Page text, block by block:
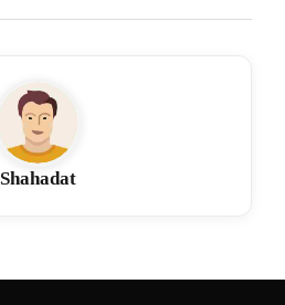
Shahadat